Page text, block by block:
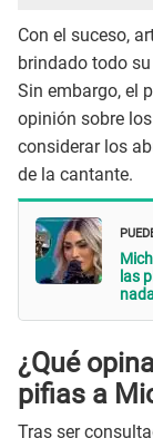
Con el suceso,
brindado todo
Sin embargo, el
opinión sobre
considerar los
de la cantante.
las
¿Qué
pifias a
Tras ser